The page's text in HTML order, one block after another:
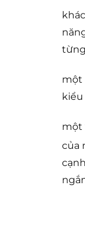
một
một
của